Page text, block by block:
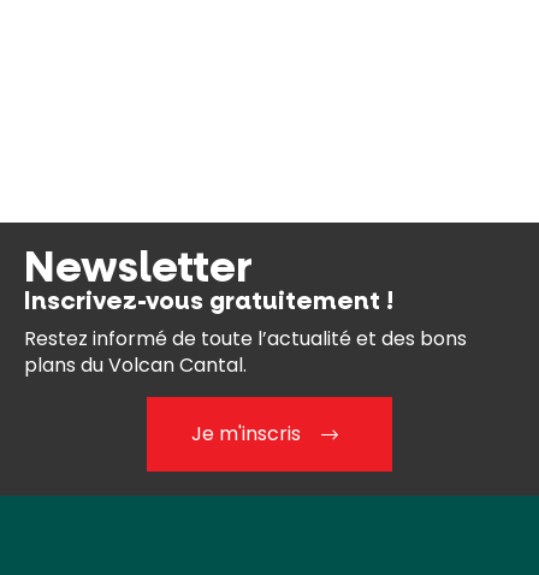
Newsletter
Inscrivez-vous gratuitement !
Restez informé de toute l’actualité et des bons
plans du Volcan Cantal.
Je m'inscris